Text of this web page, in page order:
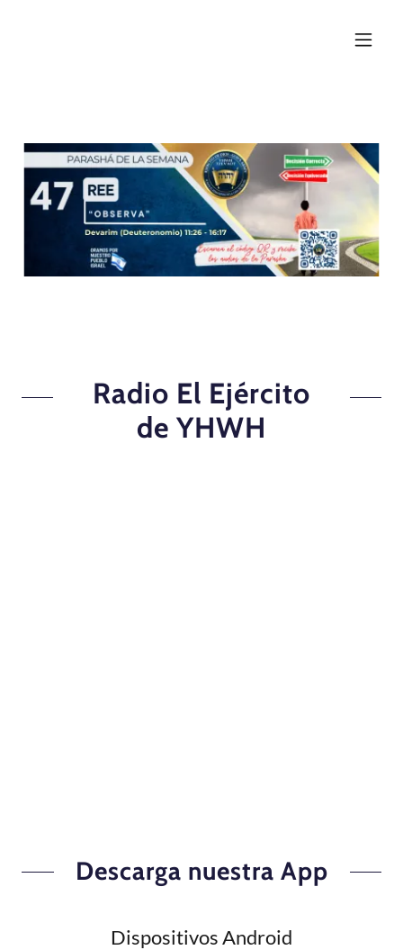
Radio El Ejército
de YHWH
Descarga nuestra App
Dispositivos Android